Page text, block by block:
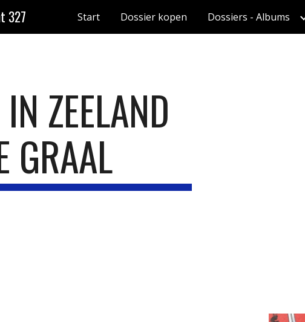
Skip to navigation
327 Start Dossier kopen Dossiers - Albums
ZEELAND
GRAAL